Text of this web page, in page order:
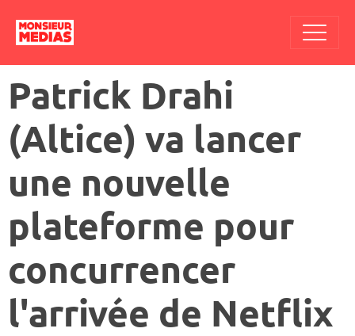
Patrick Drahi
(Altice) va lancer
une nouvelle
plateforme pour
concurrencer
l'arrivée de Netflix